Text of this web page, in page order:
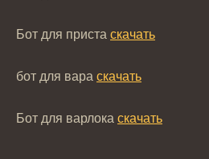
Бот для приста скачать
бот для вара скачать
Бот для варлока скачать